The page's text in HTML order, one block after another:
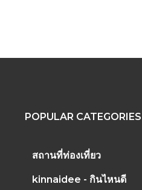
POPULAR CATEGORIES
สถานที่ท่องเที่ยว
kinnaidee - กินไหนดี